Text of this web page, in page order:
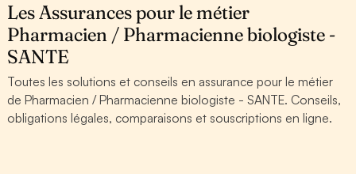
Les Assurances pour le métier
Pharmacien / Pharmacienne biologiste -
SANTE
Toutes les solutions et conseils en assurance pour le métier
de Pharmacien / Pharmacienne biologiste - SANTE. Conseils,
obligations légales, comparaisons et souscriptions en ligne.